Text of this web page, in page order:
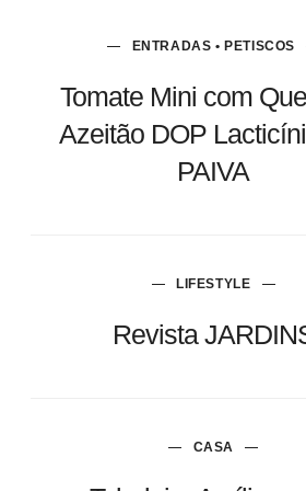
ENTRADAS • PETISCOS
Tomate Mini com
Azeitão DOP
PAIVA
LIFESTYLE
Revista
CASA